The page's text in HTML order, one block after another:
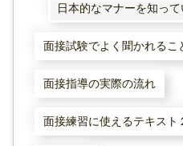
日本的なマナーを知って
面接試験でよく聞かれるこ
面接指導の実際の流れ
面接練習に使えるテキスト